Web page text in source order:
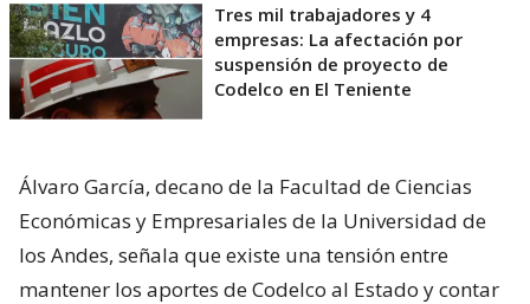
Tres mil trabajadores y 4
empresas: La afectación por
suspensión de proyecto de
Codelco en El Teniente
Álvaro García, decano de la Facultad de Ciencias
Económicas y Empresariales de la Universidad de
los Andes, señala que existe una tensión entre
mantener los aportes de Codelco al Estado y contar